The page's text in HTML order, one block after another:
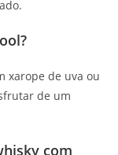
xarope de uva ou
de um
com